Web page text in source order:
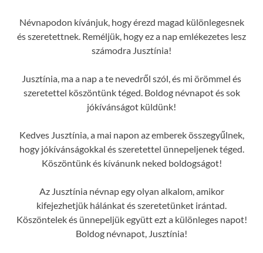
Névnapodon kívánjuk, hogy érezd magad különlegesnek
és szeretettnek. Reméljük, hogy ez a nap emlékezetes lesz
számodra Jusztínia!
Jusztínia, ma a nap a te nevedről szól, és mi örömmel és
szeretettel köszöntünk téged. Boldog névnapot és sok
jókívánságot küldünk!
Kedves Jusztínia, a mai napon az emberek összegyűlnek,
hogy jókívánságokkal és szeretettel ünnepeljenek téged.
Köszöntünk és kívánunk neked boldogságot!
Az Jusztínia névnap egy olyan alkalom, amikor
kifejezhetjük hálánkat és szeretetünket irántad.
Köszöntelek és ünnepeljük együtt ezt a különleges napot!
Boldog névnapot, Jusztínia!